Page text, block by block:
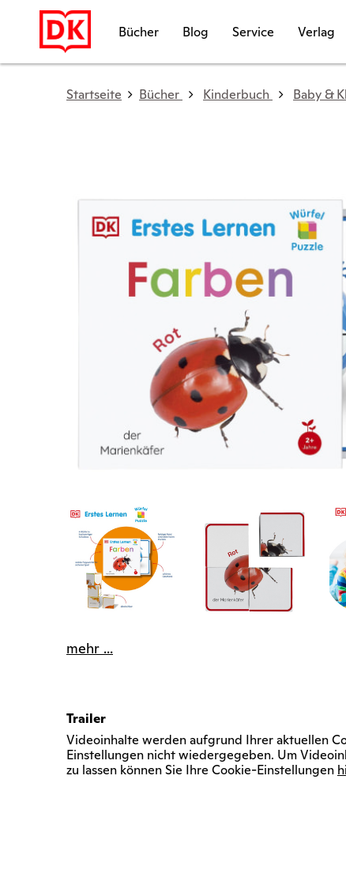
Bücher Blog Service Verlag
Startseite Bücher Kinderbuch Baby &
mehr ...
Trailer
Videoinhalte werden aufgrund Ihrer aktuellen
Einstellungen nicht wiedergegeben. Um
zu lassen können Sie Ihre Cookie-Einstellungen